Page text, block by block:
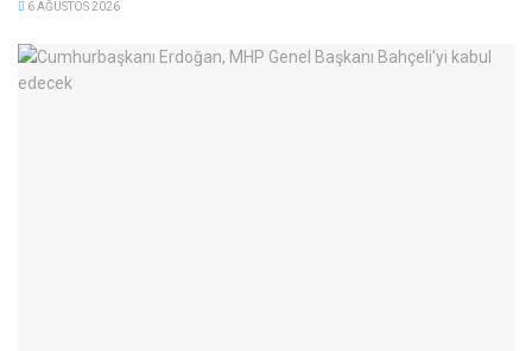
6 AĞUSTOS 2026